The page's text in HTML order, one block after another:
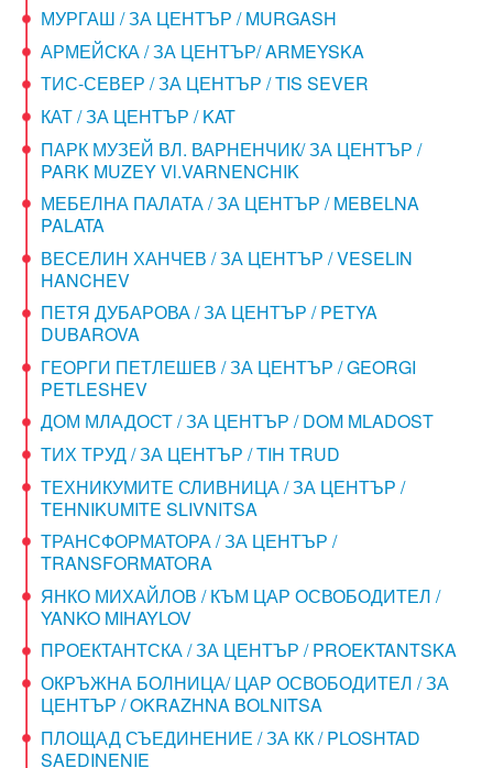
МУРГАШ / ЗА ЦЕНТЪР / MURGASH
АРМЕЙСКА / ЗА ЦЕНТЪР/ ARMEYSKA
ТИС-СЕВЕР / ЗА ЦЕНТЪР / TIS SEVER
КАТ / ЗА ЦЕНТЪР / KAT
ПАРК МУЗЕЙ ВЛ. ВАРНЕНЧИК/ ЗА ЦЕНТЪР /
PARK MUZEY Vl.VARNENCHIK
МЕБЕЛНА ПАЛАТА / ЗА ЦЕНТЪР / MEBELNA
PALATA
ВЕСЕЛИН ХАНЧЕВ / ЗА ЦЕНТЪР / VESELIN
HANCHEV
ПЕТЯ ДУБАРОВА / ЗА ЦЕНТЪР / PETYA
DUBAROVA
ГЕОРГИ ПЕТЛЕШЕВ / ЗА ЦЕНТЪР / GEORGI
PETLESHEV
ДОМ МЛАДОСТ / ЗА ЦЕНТЪР / DOM MLADOST
ТИХ ТРУД / ЗА ЦЕНТЪР / TIH TRUD
ТЕХНИКУМИТЕ СЛИВНИЦА / ЗА ЦЕНТЪР /
TEHNIKUMITE SLIVNITSA
ТРАНСФОРМАТОРА / ЗА ЦЕНТЪР /
TRANSFORMATORA
ЯНКО МИХАЙЛОВ / КЪМ ЦАР ОСВОБОДИТЕЛ /
YANKO MIHAYLOV
ПРОЕКТАНТСКА / ЗА ЦЕНТЪР / PROEKTANTSKA
ОКРЪЖНА БОЛНИЦА/ ЦАР ОСВОБОДИТЕЛ / ЗА
ЦЕНТЪР / OKRAZHNA BOLNITSA
ПЛОЩАД СЪЕДИНЕНИЕ / ЗА КК / PLOSHTAD
SAEDINENIE